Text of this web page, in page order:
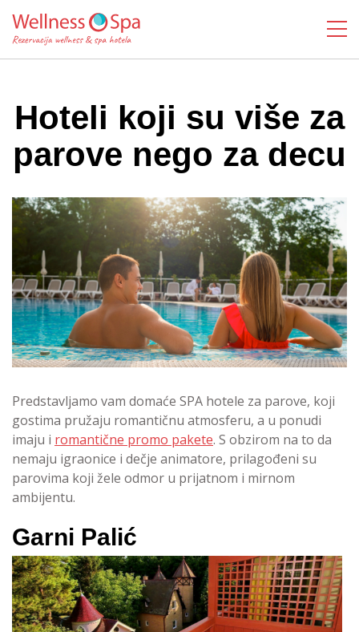
Hoteli koji su više za
parove nego za decu
Predstavljamo vam domaće SPA hotele za parove, koji
gostima pružaju romantičnu atmosferu, a u ponudi
imaju i romantične promo pakete. S obzirom na to da
nemaju igraonice i dečje animatore, prilagođeni su
parovima koji žele odmor u prijatnom i mirnom
ambijentu.
Garni Palić